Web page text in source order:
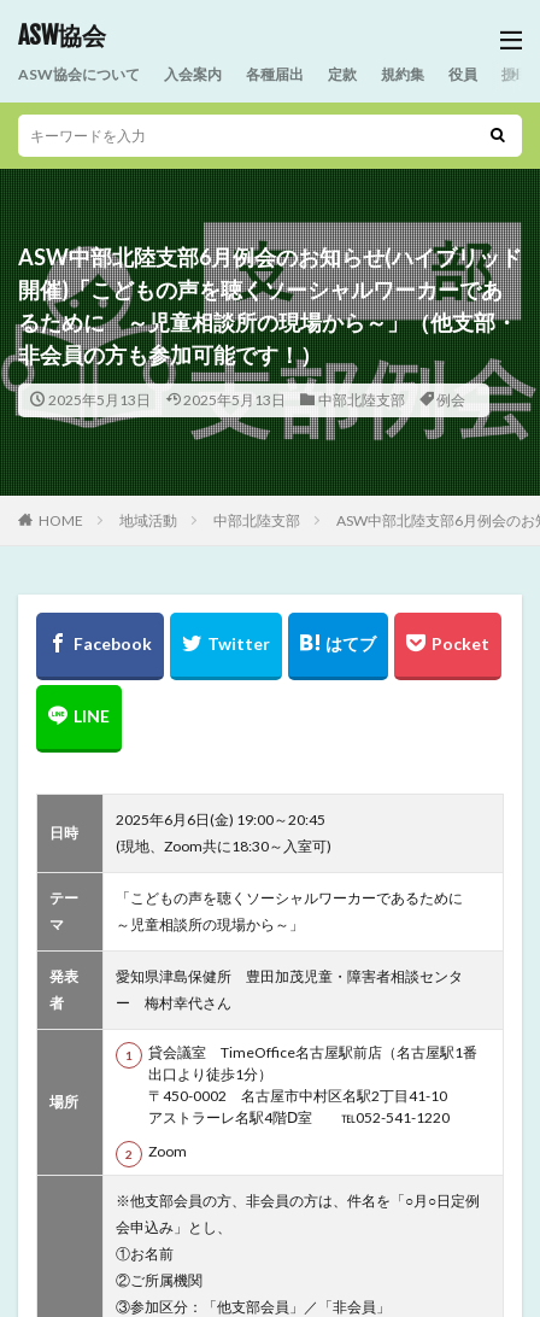
ASW協会
ASW協会について 入会案内 各種届出 定款 規約集 役員 援助
ASW中部北陸支部6月例会のお知らせ(ハイブリッド
開催)「こどもの声を聴くソーシャルワーカーであ
るために ～児童相談所の現場から～」（他支部・
非会員の方も参加可能です！）
2025年5月13日 2025年5月13日 中部北陸支部 例会
HOME 地域活動 中部北陸支部 ASW中部北陸支部6月例会の
日時
2025年6月6日(金) 19:00～20:45
(現地、Zoom共に18:30～入室可)
テー
マ
「こどもの声を聴くソーシャルワーカーであるために
～児童相談所の現場から～」
発表
者
愛知県津島保健所 豊田加茂児童・障害者相談センタ
ー 梅村幸代さん
場所
貸会議室 TimeOffice名古屋駅前店（名古屋駅1番
出口より徒歩1分）
〒450-0002 名古屋市中村区名駅2丁目41-10
アストラーレ名駅4階Ⅾ室 ℡052-541-1220
Zoom
※他支部会員の方、非会員の方は、件名を「○月○日定例
会申込み」とし、
①お名前
②ご所属機関
③参加区分：「他支部会員」／「非会員」